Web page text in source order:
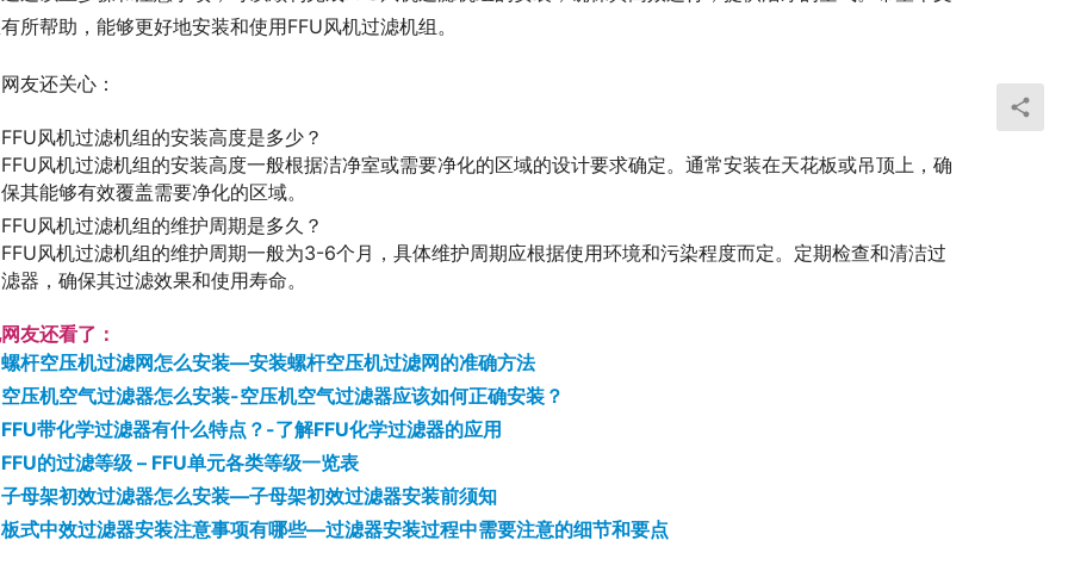
所帮助，能够更好地安装和使用FFU风机过滤机组。
网友还关心：
FFU风机过滤机组的安装高度是多少？
FFU风机过滤机组的安装高度一般根据洁净室或需要净化的区域的设计要求确定。通常安装在天花板或吊顶上，确
保其能够有效覆盖需要净化的区域。
FFU风机过滤机组的维护周期是多久？
FFU风机过滤机组的维护周期一般为3-6个月，具体维护周期应根据使用环境和污染程度而定。定期检查和清洁过
滤器，确保其过滤效果和使用寿命。
友还看了：
螺杆空压机过滤网怎么安装—安装螺杆空压机过滤网的准确方法
空压机空气过滤器怎么安装-空压机空气过滤器应该如何正确安装？
FFU带化学过滤器有什么特点？-了解FFU化学过滤器的应用
FFU的过滤等级 – FFU单元各类等级一览表
子母架初效过滤器怎么安装—子母架初效过滤器安装前须知
板式中效过滤器安装注意事项有哪些—过滤器安装过程中需要注意的细节和要点